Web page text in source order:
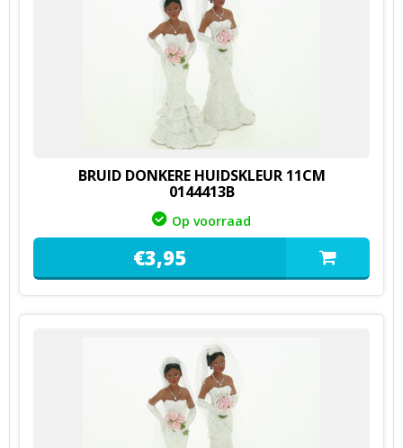
BRUID DONKERE HUIDSKLEUR 11CM
0144413B
Op voorraad
€3,95